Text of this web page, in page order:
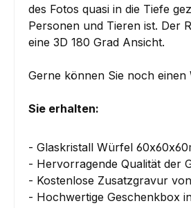
des Fotos quasi in die Tiefe
Personen und Tieren ist. Der
eine 3D 180 Grad Ansicht.
Gerne können Sie noch
Sie erhalten:
- Glaskristall Würfel
- Hervorragende Qualität der
- Kostenlose Zusatzgravur
- Hochwertige Geschenkbox